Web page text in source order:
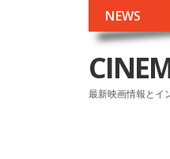
NEWS
最新映画情報とイ